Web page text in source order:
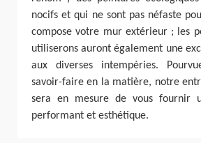
nocifs et qui ne sont pas néfaste
compose votre mur extérieur ; les
utiliserons auront également une
aux diverses intempéries.
savoir-faire en la matière, notre
sera en mesure de vous fournir
performant et esthétique.